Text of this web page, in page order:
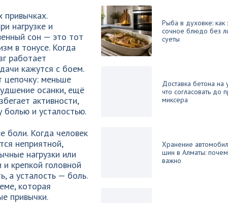
нагрузке и
сон — это тот
в тонусе. Когда
работает
кажутся с боем.
цепочку: меньше
осанки, ещё
активности,
болью и усталостью.
боли. Когда человек
неприятной,
нагрузки или
крепкой головной
а усталость — боль.
которая
привычки.
Рыба в духовке: как
сочное блюдо без
суеты
Доставка бетона на
что согласовать до
миксера
Хранение
шин в Алматы:
важно